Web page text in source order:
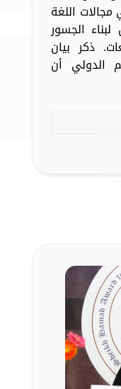
مجالات اللغة
الجسور
ذكر بيان
الدولي أن